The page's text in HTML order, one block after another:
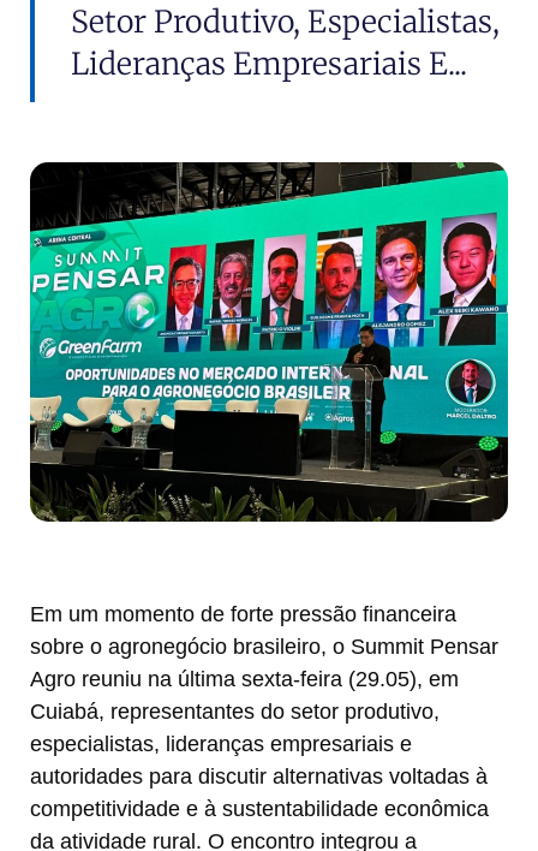
Setor Produtivo, Especialistas,
Lideranças Empresariais E...
Em um momento de forte pressão financeira
sobre o agronegócio brasileiro, o Summit Pensar
Agro reuniu na última sexta-feira (29.05), em
Cuiabá, representantes do setor produtivo,
especialistas, lideranças empresariais e
autoridades para discutir alternativas voltadas à
competitividade e à sustentabilidade econômica
da atividade rural. O encontro integrou a